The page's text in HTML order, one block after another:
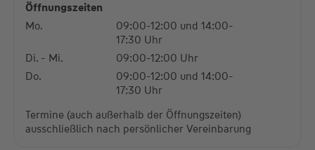
Öffnungszeiten
Mo.
09:00-12:00 und 14:00-
17:30 Uhr
Di. - Mi.
09:00-12:00 Uhr
Do.
09:00-12:00 und 14:00-
17:30 Uhr
Termine (auch außerhalb der Öffnungszeiten)
ausschließlich nach persönlicher Vereinbarung